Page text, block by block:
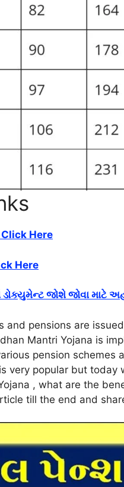
Here
Here
જોશે જોવા માટે
and pensions are
Mantri Yojana is
pension schemes
very popular but today
, what are the
till the end and